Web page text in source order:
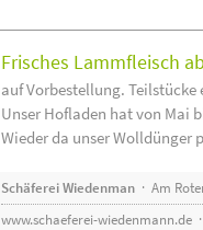
Frisches Lammfleisch
auf Vorbestellung.
Unser Hofladen hat von Mai
Wieder da unser Wolldünger
Schäferei Wiedenman· Am
www.schaeferei-wiedenmann.de·